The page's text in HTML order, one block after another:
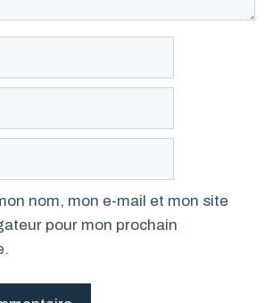
nom, mon e-mail et mon site
pour mon prochain